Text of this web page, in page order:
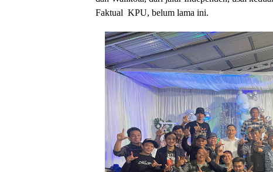
Faktual KPU, belum lama ini.